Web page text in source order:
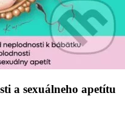
a sexuálneho apetítu